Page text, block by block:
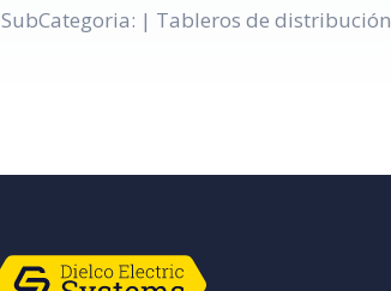
SubCategoria: | Tableros de distribución